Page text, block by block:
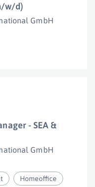
w/d)
GmbH
- SEA &
GmbH
Homeoffice